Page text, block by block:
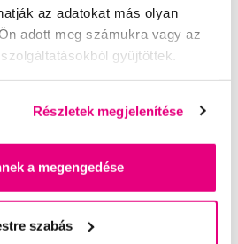
az adatokat más olyan
adott meg számukra vagy az
gyűjtöttek.
Részletek megjelenítése
a megengedése
szabás